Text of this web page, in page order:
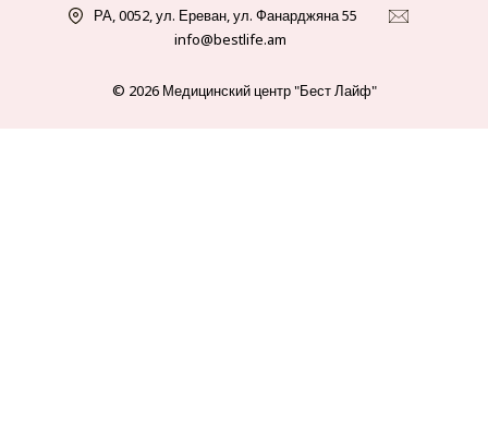
РА, 0052, ул. Ереван, ул. Фанарджяна 55
info@bestlife.am
© 2026 Медицинский центр "Бест Лайф"